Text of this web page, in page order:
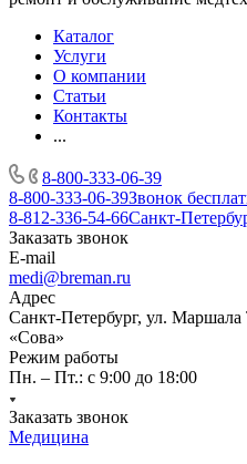
Каталог
Услуги
О компании
Статьи
Контакты
...
8-800-333-06-39
8-800-333-06-39Звонок
8-812-336-54-66Санкт-
Заказать звонок
E-mail
medi@breman.ru
Адрес
Санкт-Петербург, ул.
«Сова»
Режим работы
Пн. – Пт.: с 9:00 до 18:00
Заказать звонок
Медицина